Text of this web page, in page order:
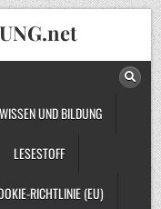
WISSEN UND BILDUNG
LESESTOFF
RICHTLINIE (EU)